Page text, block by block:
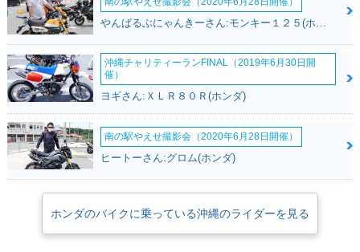
沖縄チャリティーランFINAL（2019年6月30日開
催）
ヨギさん:ＸＬＲ８０Ｒ(ホンダ)
南の駅やえせ撮影会（2020年6月28日開催）
ヒートーさん:グロム(ホンダ)
ホンダのバイクに乗っている沖縄のライダーを見る